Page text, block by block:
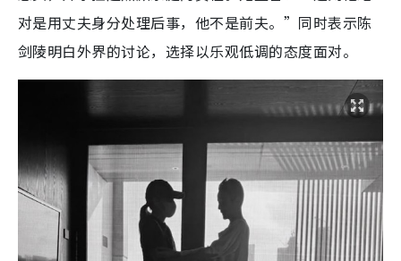
对是用丈夫身分处理后事，他不是前夫。”同时表示陈
剑陵明白外界的讨论，选择以乐观低调的态度面对。